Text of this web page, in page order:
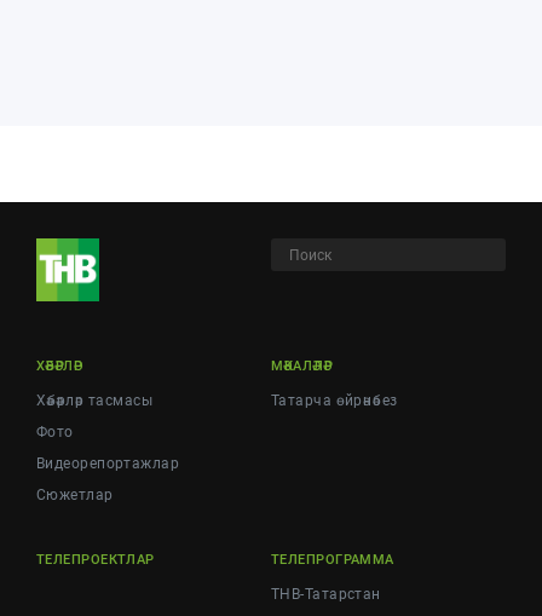
ХӘБӘРЛӘР
Хәбәрләр тасмасы
Фото
Видеорепортажлар
Cюжетлар
МӘКАЛӘЛӘР
Татарча өйрәнәбез
ТЕЛЕПРОЕКТЛАР ТЕЛЕПРОГРАММА
ТНВ-Татарстан